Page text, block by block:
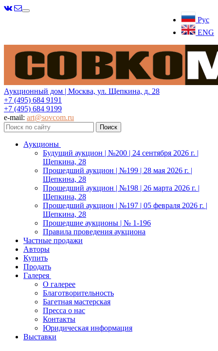
Рус
ENG
Меню
Аукционный дом | Москва, ул. Щепкина, д. 28
+7 (495) 684 9191
+7 (495) 684 9199
e-mail: art@sovcom.ru
Аукционы
Будущий аукцион | №200 | 24 сентября 2026 г. |
Щепкина, 28
Прошедший аукцион | №199 | 28 мая 2026 г. |
Щепкина, 28
Прошедший аукцион | №198 | 26 марта 2026 г. |
Щепкина, 28
Прошедший аукцион | №197 | 05 февраля 2026 г. |
Щепкина, 28
Прошедшие аукционы | № 1-196
Правила проведения аукциона
Частные продажи
Авторы
Купить
Продать
Галерея
О галерее
Благотворительность
Багетная мастерская
Пресса о нас
Контакты
Юридическая информация
Выставки